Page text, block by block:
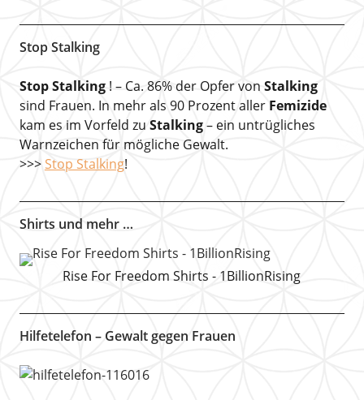
Stop Stalking
Stop Stalking! – Ca. 86% der Opfer von Stalking
sind Frauen. In mehr als 90 Prozent aller Femizide
kam es im Vorfeld zu Stalking– ein untrügliches
Warnzeichen für mögliche Gewalt.
>>> Stop Stalking!
Shirts und mehr …
Rise For Freedom Shirts - 1BillionRising
Hilfetelefon – Gewalt gegen Frauen